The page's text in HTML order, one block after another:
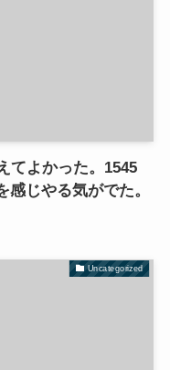
てよかった。1545
じやる気がでた。
Uncategorized